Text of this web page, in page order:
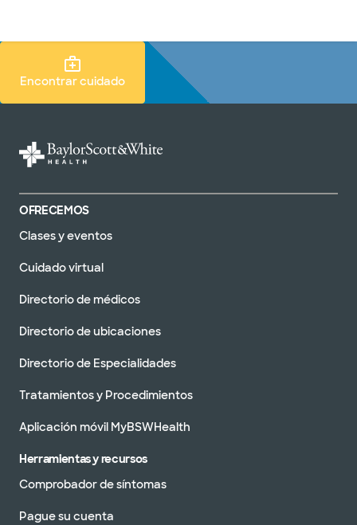
Buscar atención Buscar
Encontrar cuidado
OFRECEMOS
Clases y eventos
Cuidado virtual
Directorio de médicos
Directorio de ubicaciones
Directorio de Especialidades
Tratamientos y Procedimientos
Aplicación móvil MyBSWHealth
Herramientas y recursos
Comprobador de síntomas
Pague su cuenta